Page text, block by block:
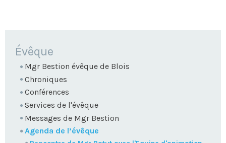
NAVIGATION
Évêque
Mgr Bestion évêque de Blois
Chroniques
Conférences
Services de l'évêque
Messages de Mgr Bestion
Agenda de l’évêque